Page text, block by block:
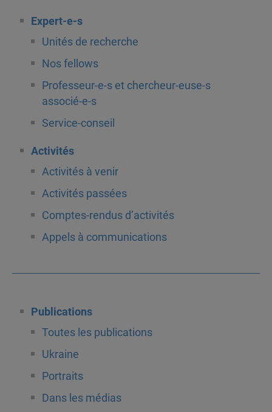
Expert-e-s
Unités de recherche
Nos fellows
Professeur-e-s et chercheur-euse-s
associé-e-s
Service-conseil
Activités
Activités à venir
Activités passées
Comptes-rendus d’activités
Appels à communications
Publications
Toutes les publications
Ukraine
Portraits
Dans les médias